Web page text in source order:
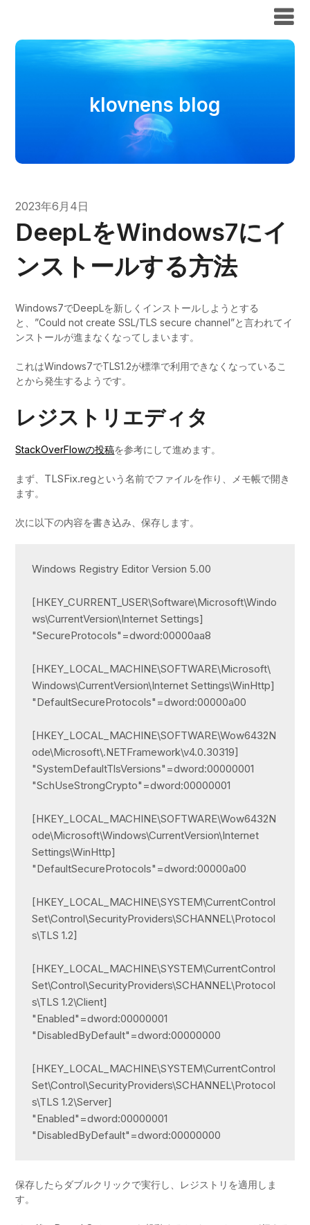
klovnens blog
2023年6月4日
DeepLをWindows7にイ
ンストールする方法
Windows7でDeepLを新しくインストールしようとする
と、”Could not create SSL/TLS secure channel”と言われてイ
ンストールが進まなくなってしまいます。
これはWindows7でTLS1.2が標準で利用できなくなっているこ
とから発生するようです。
レジストリエディタ
StackOverFlowの投稿を参考にして進めます。
まず、 TLSFix.regという名前でファイルを作り、メモ帳で開き
ます。
次に以下の内容を書き込み、保存します。
Windows Registry Editor Version 5.00
[HKEY_CURRENT_USER\Software\Microsoft\Windo
ws\CurrentVersion\Internet Settings]
"SecureProtocols"=dword:00000aa8
[HKEY_LOCAL_MACHINE\SOFTWARE\Microsoft\
Windows\CurrentVersion\Internet Settings\WinHttp]
"DefaultSecureProtocols"=dword:00000a00
[HKEY_LOCAL_MACHINE\SOFTWARE\Wow6432N
ode\Microsoft\.NETFramework\v4.0.30319]
"SystemDefaultTlsVersions"=dword:00000001
"SchUseStrongCrypto"=dword:00000001
[HKEY_LOCAL_MACHINE\SOFTWARE\Wow6432N
ode\Microsoft\Windows\CurrentVersion\Internet
Settings\WinHttp]
"DefaultSecureProtocols"=dword:00000a00
[HKEY_LOCAL_MACHINE\SYSTEM\CurrentControl
Set\Control\SecurityProviders\SCHANNEL\Protocol
s\TLS 1.2]
[HKEY_LOCAL_MACHINE\SYSTEM\CurrentControl
Set\Control\SecurityProviders\SCHANNEL\Protocol
s\TLS 1.2\Client]
"Enabled"=dword:00000001
"DisabledByDefault"=dword:00000000
[HKEY_LOCAL_MACHINE\SYSTEM\CurrentControl
Set\Control\SecurityProviders\SCHANNEL\Protocol
s\TLS 1.2\Server]
"Enabled"=dword:00000001
"DisabledByDefault"=dword:00000000
保存したらダブルクリックで実行し、レジストリを適用しま
す。